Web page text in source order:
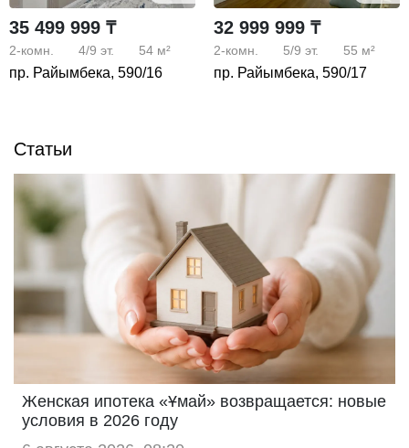
35 499 999 ₸
2-комн. 4/9 эт. 54 м²
пр. Райымбека, 590/16
32 999 999 ₸
2-комн. 5/9 эт. 55 м²
пр. Райымбека, 590/17
Статьи
Женская ипотека «Ұмай» возвращается: новые
условия в 2026 году